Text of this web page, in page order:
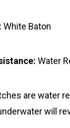
White Baton
Water
are water
will